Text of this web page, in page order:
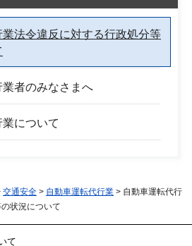
業法令違反に対する行政処分等
者のみなさまへ
について
交通安全 > 自動車運転代行業 > 自動車運転代行
状況について
て